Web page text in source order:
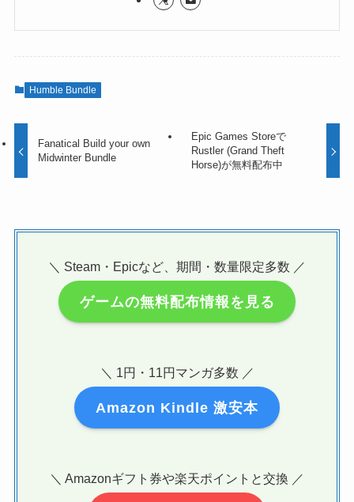
Humble Bundle
Fanatical Build your own
Midwinter Bundle
Epic Games Storeで
Rustler (Grand Theft
Horse)が無料配布中
＼ Steam・Epicなど、期間・数量限定多数 ／
ゲームの無料配布情報を見る
＼ 1円・11円マンガ多数 ／
Amazon Kindle 激安本
＼ Amazonギフト券や楽天ポイントと交換 ／